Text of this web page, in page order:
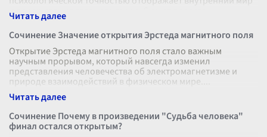
и переживания главного героя. Сюжет повеству
Сочинение Значение открытия Эрстеда магнитного поля
Открытие Эрстеда магнитного поля стало важным
научным прорывом, который навсегда изменил
представления человечества об электромагнетизме и
природе взаимодействий в физическом мире.
Сочинение Почему в произведении "Судьба человека"
финал остался открытым?